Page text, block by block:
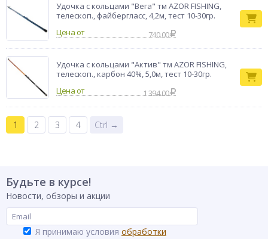
Удочка с кольцами "Вега" тм AZOR FISHING,
телескоп., файбергласс, 4,2м, тест 10-30гр.
Цена от
740.00
Удочка с кольцами "Актив" тм AZOR FISHING,
телескоп., карбон 40%, 5,0м, тест 10-30гр.
Цена от
1 394.00
1 2 3 4 Ctrl →
Будьте в курсе!
Новости, обзоры и акции
Я принимаю условия обработки